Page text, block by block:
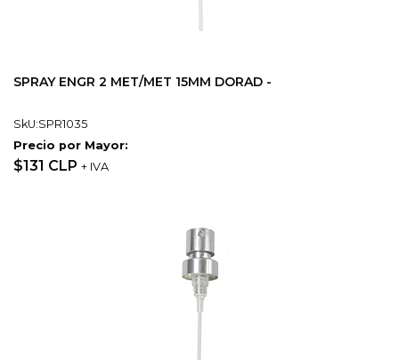
SPRAY ENGR 2 MET/MET 15MM DORAD -
SkU:SPR1035
Precio por Mayor:
$131 CLP + IVA